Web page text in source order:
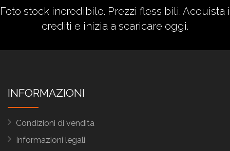
Foto stock incredibile. Prezzi flessibili. Acquista i
crediti e inizia a scaricare oggi.
INFORMAZIONI
Condizioni di vendita
Informazioni legali